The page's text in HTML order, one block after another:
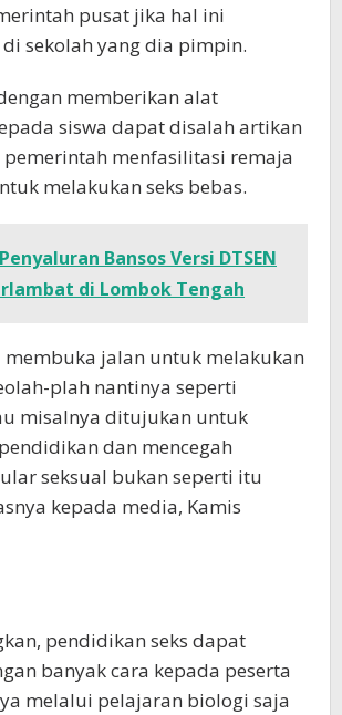
pusat jika hal ini
sekolah yang dia pimpin.
memberikan alat
siswa dapat disalah artikan
pemerintah menfasilitasi remaja
melakukan seks bebas.
Penyaluran Bansos Versi DTSEN
di Lombok Tengah
membuka jalan untuk melakukan
plah nantinya seperti
misalnya ditujukan untuk
dan mencegah
seksual bukan seperti itu
kepada media, Kamis
pendidikan seks dapat
banyak cara kepada peserta
melalui pelajaran biologi saja